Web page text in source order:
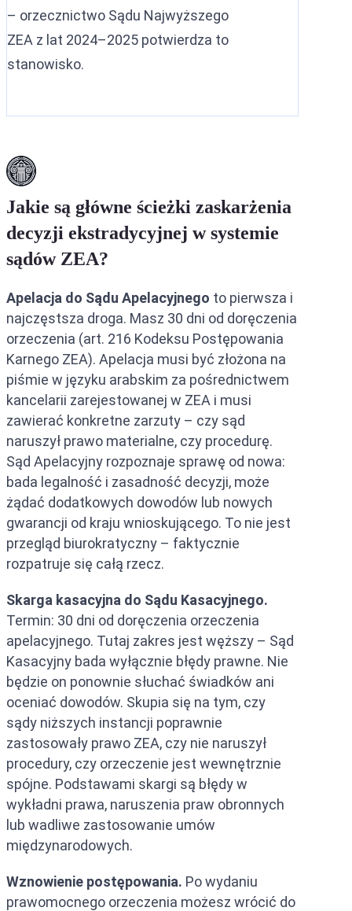
– orzecznictwo Sądu Najwyższego
ZEA z lat 2024–2025 potwierdza to
stanowisko.
Jakie są główne ścieżki zaskarżenia
decyzji ekstradycyjnej w systemie
sądów ZEA?
Apelacja do Sądu Apelacyjnego to pierwsza i
najczęstsza droga. Masz 30 dni od doręczenia
orzeczenia (art. 216 Kodeksu Postępowania
Karnego ZEA). Apelacja musi być złożona na
piśmie w języku arabskim za pośrednictwem
kancelarii zarejestowanej w ZEA i musi
zawierać konkretne zarzuty – czy sąd
naruszył prawo materialne, czy procedurę.
Sąd Apelacyjny rozpoznaje sprawę od nowa:
bada legalność i zasadność decyzji, może
żądać dodatkowych dowodów lub nowych
gwarancji od kraju wnioskującego. To nie jest
przegląd biurokratyczny – faktycznie
rozpatruje się całą rzecz.
Skarga kasacyjna do Sądu Kasacyjnego.
Termin: 30 dni od doręczenia orzeczenia
apelacyjnego. Tutaj zakres jest węższy – Sąd
Kasacyjny bada wyłącznie błędy prawne. Nie
będzie on ponownie słuchać świadków ani
oceniać dowodów. Skupia się na tym, czy
sądy niższych instancji poprawnie
zastosowały prawo ZEA, czy nie naruszył
procedury, czy orzeczenie jest wewnętrznie
spójne. Podstawami skargi są błędy w
wykładni prawa, naruszenia praw obronnych
lub wadliwe zastosowanie umów
międzynarodowych.
Wznowienie postępowania. Po wydaniu
prawomocnego orzeczenia możesz wrócić do